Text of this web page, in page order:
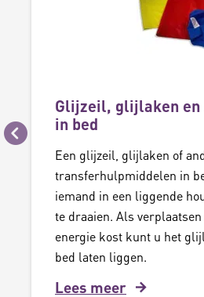
Vorige
Glijzeil, glijlaken
in bed
Een glijzeil, glijlaken of
transferhulpmiddelen in
iemand in een liggende
te draaien. Als
energie kost kunt u het
bed laten liggen.
Lees meer